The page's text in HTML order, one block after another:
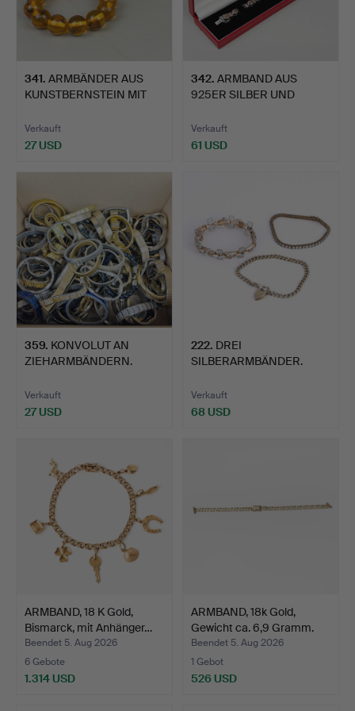
341. ARMBÄNDER AUS
KUNSTBERNSTEIN MIT
Verkauft
27 USD
342. ARMBAND AUS
925ER SILBER UND
Verkauft
61 USD
359. KONVOLUT AN
ZIEHARMBÄNDERN.
Verkauft
27 USD
222. DREI
SILBERARMBÄNDER.
Verkauft
68 USD
ARMBAND, 18 K Gold,
Bismarck, mit Anhänger…
Beendet 5. Aug 2026
6 Gebote
1.314 USD
ARMBAND, 18k Gold,
Gewicht ca. 6,9 Gramm.
Beendet 5. Aug 2026
1 Gebot
526 USD